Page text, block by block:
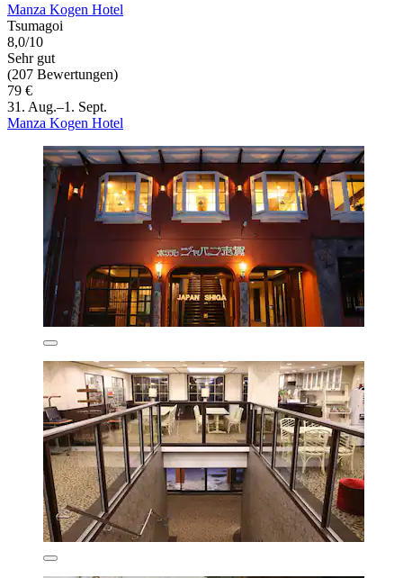
Manza Kogen Hotel
Tsumagoi
8,0/10
Sehr gut
(207 Bewertungen)
79 €
31. Aug.–1. Sept.
Manza Kogen Hotel